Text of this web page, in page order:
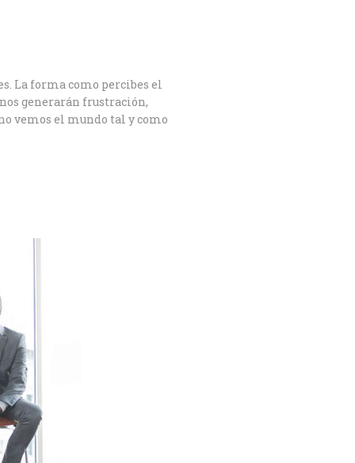
La forma como percibes el
generarán frustración,
vemos el mundo tal y como